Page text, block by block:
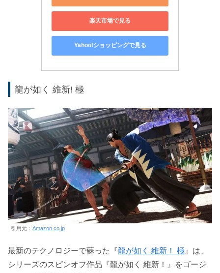
楽天市場で見る
Yahoo!ショッピングで見る
龍が如く 維新! 極
引用元： Amazon.co.jp
最新のテクノロジーで蘇った『龍が如く 維新！ 極 』は、
シリーズのスピンオフ作品『龍が如く 維新！』をゴージ